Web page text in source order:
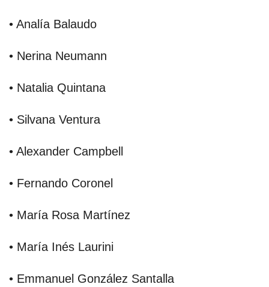
• Analía Balaudo
• Nerina Neumann
• Natalia Quintana
• Silvana Ventura
• Alexander Campbell
• Fernando Coronel
• María Rosa Martínez
• María Inés Laurini
• Emmanuel González Santalla